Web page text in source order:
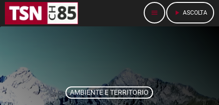
menu play_arrow ASCOLTA
AMBIENTE E TERRITORIO